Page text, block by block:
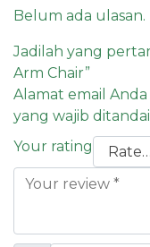
Belum ada ulasan.
Jadilah yang
Arm Chair”
Alamat email
yang wajib ditandai
Your rating